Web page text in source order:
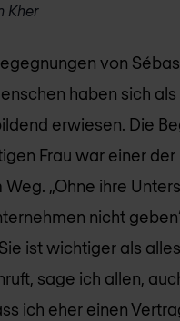
Kher
von
haben sich als
erwiesen. Die
Frau war einer
Weg. „Ohne ihre
nicht
ist wichtiger als
sage ich allen,
ich eher einen